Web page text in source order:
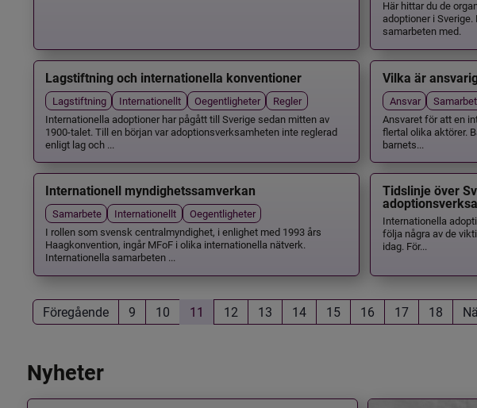
Här hittar du de
adoptioner i
samarbeten med.
Lagstiftning och internationella konventioner
Lagstiftning Internationellt Oegentligheter
Regler
Internationella adoptioner har pågått till Sverige sedan mitten av
1900-talet. Till en början var adoptionsverksamheten inte reglerad
enligt lag och ...
Vilka är
Ansvar
Ansvaret för att en
flertal olika aktörer.
barnets...
Internationell myndighetssamverkan
Samarbete Internationellt
Oegentligheter
I rollen som svensk centralmyndighet, i enlighet med 1993 års
Haagkonvention, ingår MFoF i olika internationella nätverk.
Internationella samarbeten ...
Tidslinje över
Internationella
följa några av de
idag. För...
Föregående 9 10 11 12 13 14 15 16 17 18
Nyheter